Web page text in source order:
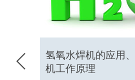
氢氧水焊机的应用
机工作原理
